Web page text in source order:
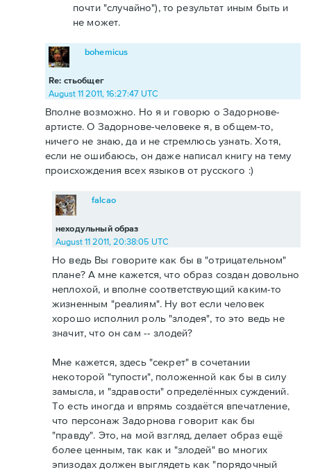
почти "случайно"), то результат иным быть и
не может.
Re: стьобщег
bohemicus
August 11 2011, 16:27:47 UTC
Вполне возможно. Но я и говорю о Задорнове-
артисте. О Задорнове-человеке я, в общем-то,
ничего не знаю, да и не стремлюсь узнать. Хотя,
если не ошибаюсь, он даже написал книгу на тему
происхождения всех языков от русского :)
неходульный образ
falcao
August 11 2011, 20:38:05 UTC
Но ведь Вы говорите как бы в "отрицательном"
плане? А мне кажется, что образ создан довольно
неплохой, и вполне соответствующий каким-то
жизненным "реалиям". Ну вот если человек
хорошо исполнил роль "злодея", то это ведь не
значит, что он сам -- злодей?
Мне кажется, здесь "секрет" в сочетании
некоторой "тупости", положенной как бы в силу
замысла, и "здравости" определённых суждений.
То есть иногда и впрямь создаётся впечатление,
что персонаж Задорнова говорит как бы
"правду". Это, на мой взгляд, делает образ ещё
более ценным, так как и "злодей" во многих
эпизодах должен выглядеть как "порядочный